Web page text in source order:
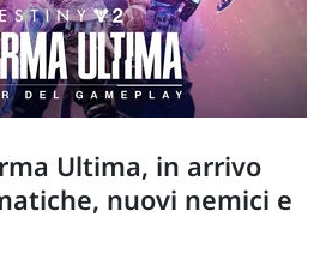
Ultima, in arrivo
nuovi nemici e